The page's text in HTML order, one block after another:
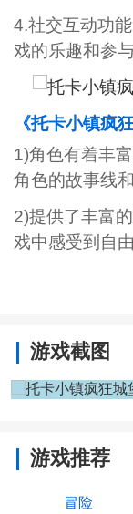
4.社交互动功
戏的乐趣和参与
《托卡小镇疯
1)角色有着丰
角色的故事线和
2)提供了丰富
戏中感受到自
游戏截图
游戏推荐
冒险